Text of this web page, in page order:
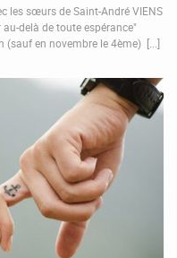
les sœurs de Saint-André VIENS
au-delà de toute espérance"
(sauf en novembre le 4ème) [...]